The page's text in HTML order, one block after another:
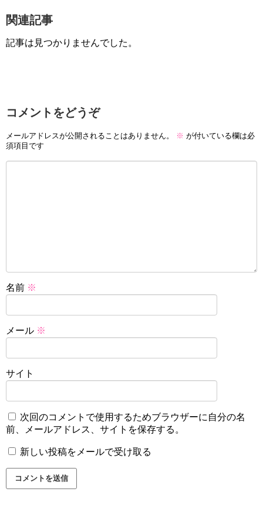
関連記事
記事は見つかりませんでした。
コメントをどうぞ
メールアドレスが公開されることはありません。 ※ が付いている欄は必
須項目です
名前 ※
メール ※
サイト
次回のコメントで使用するためブラウザーに自分の名
前、メールアドレス、サイトを保存する。
新しい投稿をメールで受け取る